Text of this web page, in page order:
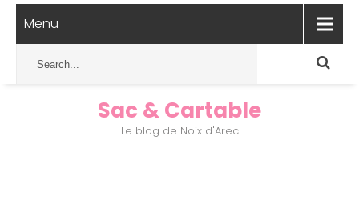
Menu
Sac & Cartable
Le blog de Noix d'Arec